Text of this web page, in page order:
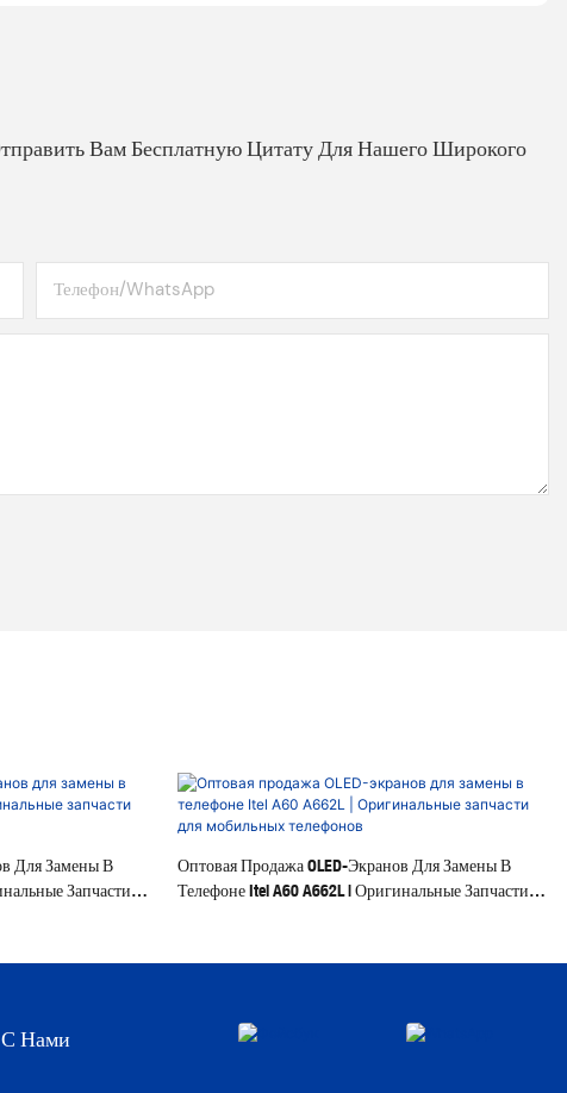
Вам Бесплатную Цитату Для Нашего Широкого
Телефон/WhatsApp
Для Замены В
Запчасти
Оптовая Продажа OLED-Экранов Для Замены В
Телефоне Itel A60 A662L | Оригинальные Запчасти
С Нами